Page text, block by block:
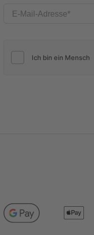
E-Mail-Adresse